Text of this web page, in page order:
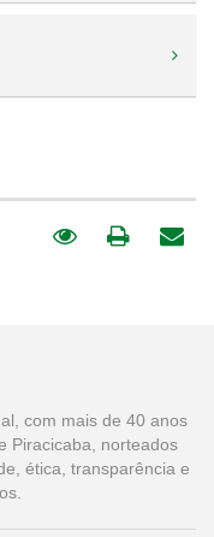
com mais de 40 anos
Piracicaba, norteados
ética, transparência e